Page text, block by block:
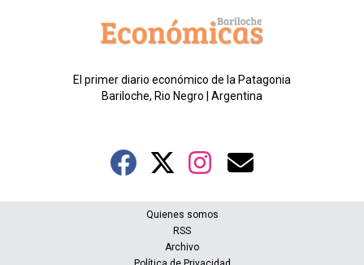
El primer diario económico de la Patagonia
Bariloche, Rio Negro | Argentina
Quienes somos
RSS
Archivo